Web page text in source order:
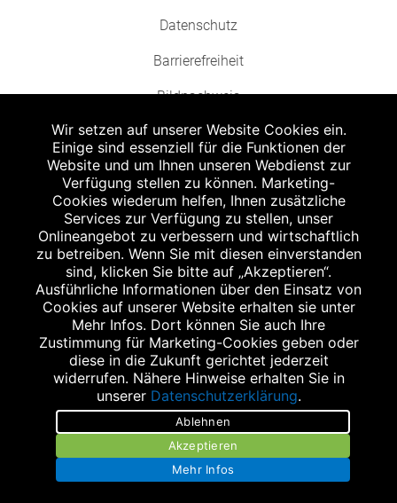
Datenschutz
Barrierefreiheit
Bildnachweis
Abgabe in haushaltsüblichen Mengen, solange der Vorrat reicht. Für Druck-
und Satzfehler keine Haftung.
Zu Risiken und Nebenwirkungen lesen Sie die Packungsbeilage und fragen
Sie Ihren Arzt oder Apotheker.
Angabe nach der deutschen Arzneimitteltaxe Apothekenerstattungspreis
(AEP). Der AEP ist keine unverbindliche Preisempfehlung der Hersteller. Der
AEP ist ein von den Apotheken in Ansatz gebrachter Preis für rezeptfreie
Arzneimittel. Er entspricht in der Höhe dem für Apotheken verbindlichen
Abgabepreis, zu dem eine Apotheke in bestimmten Fällen (z.B. bei Kindern
unter 12 Jahren) das Produkt mit der gesetzlichen Krankenversicherung
abrechnet. Der AEP ist der allgemeine Erstattungspreis im Falle einer
Kostenübernahme durch die gesetzlichen Krankenkassen, vor Abzug eines
Zwangsrabattes (zur Zeit 5%) nach §130 Abs. 1 SGB V.
Unverbindliche Preisempfehlung des Herstellers (UVP).
powered by apovena.de
Wir setzen auf unserer Website Cookies ein.
Einige sind essenziell für die Funktionen der
Website und um Ihnen unseren Webdienst zur
Verfügung stellen zu können. Marketing-
Cookies wiederum helfen, Ihnen zusätzliche
Services zur Verfügung zu stellen, unser
Onlineangebot zu verbessern und wirtschaftlich
zu betreiben. Wenn Sie mit diesen einverstanden
sind, klicken Sie bitte auf „Akzeptieren“.
Ausführliche Informationen über den Einsatz von
Cookies auf unserer Website erhalten sie unter
Mehr Infos. Dort können Sie auch Ihre
Zustimmung für Marketing-Cookies geben oder
diese in die Zukunft gerichtet jederzeit
widerrufen. Nähere Hinweise erhalten Sie in
unserer Datenschutzerklärung.
Ablehnen
Akzeptieren
Mehr Infos